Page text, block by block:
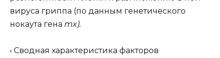
вируса гриппа (по данным генетического
нокаута гена mx).
• Сводная характеристика факторов